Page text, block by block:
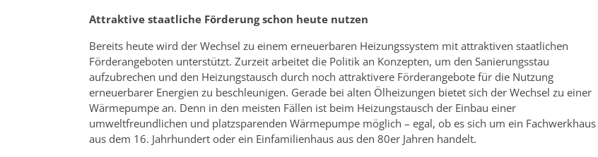
Attraktive staatliche Förderung schon heute nutzen
Bereits heute wird der Wechsel zu einem erneuerbaren Heizungssystem mit attraktiven staatlichen
Förderangeboten unterstützt. Zurzeit arbeitet die Politik an Konzepten, um den Sanierungsstau
aufzubrechen und den Heizungstausch durch noch attraktivere Förderangebote für die Nutzung
erneuerbarer Energien zu beschleunigen. Gerade bei alten Ölheizungen bietet sich der Wechsel zu einer
Wärmepumpe an. Denn in den meisten Fällen ist beim Heizungstausch der Einbau einer
umweltfreundlichen und platzsparenden Wärmepumpe möglich – egal, ob es sich um ein Fachwerkhaus
aus dem 16. Jahrhundert oder ein Einfamilienhaus aus den 80er Jahren handelt.